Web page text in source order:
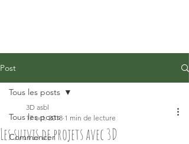
Post
Tous les posts
Commencer
Tous les posts
Les suivis de projets avec 3D
3D asbl
17 oct. 2018 1 min de lecture